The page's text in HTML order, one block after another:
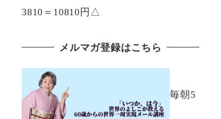
3810＝10810円△
メルマガ登録はこちら
毎朝5